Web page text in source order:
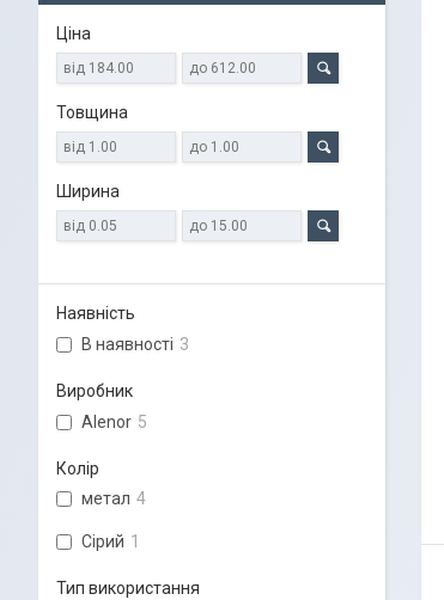
Ціна
Товщина
Ширина
Наявність
В наявності 3
Виробник
Alenor 5
Колір
метал 4
Сірий 1
Тип використання